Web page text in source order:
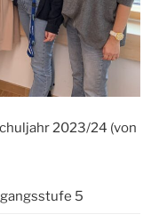
2023/24 (von
5